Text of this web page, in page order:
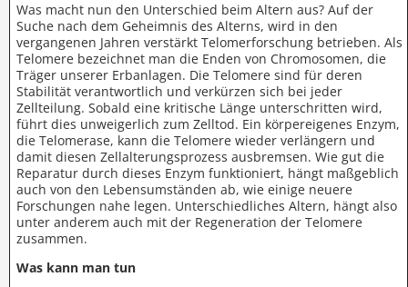
Was macht nun den Unterschied beim Altern aus? Auf der
Suche nach dem Geheimnis des Alterns, wird in den
vergangenen Jahren verstärkt Telomerforschung betrieben. Als
Telomere bezeichnet man die Enden von Chromosomen, die
Träger unserer Erbanlagen. Die Telomere sind für deren
Stabilität verantwortlich und verkürzen sich bei jeder
Zellteilung. Sobald eine kritische Länge unterschritten wird,
führt dies unweigerlich zum Zelltod. Ein körpereigenes Enzym,
die Telomerase, kann die Telomere wieder verlängern und
damit diesen Zellalterungsprozess ausbremsen. Wie gut die
Reparatur durch dieses Enzym funktioniert, hängt maßgeblich
auch von den Lebensumständen ab, wie einige neuere
Forschungen nahe legen. Unterschiedliches Altern, hängt also
unter anderem auch mit der Regeneration der Telomere
zusammen.
Was kann man tun